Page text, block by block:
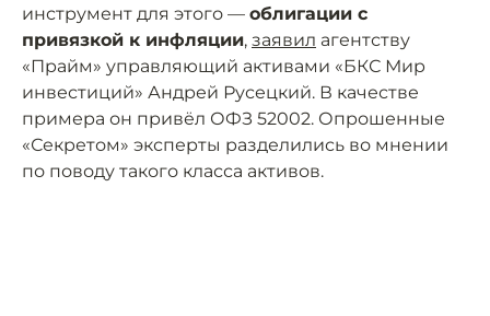
инструмент для этого — облигации с
привязкой к инфляции, заявил агентству
«Прайм» управляющий активами «БКС Мир
инвестиций» Андрей Русецкий. В качестве
примера он привёл ОФЗ 52002. Опрошенные
«Секретом» эксперты разделились во мнении
по поводу такого класса активов.